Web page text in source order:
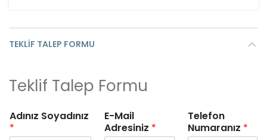
TEKLIF TALEP FORMU
Teklif Talep Formu
Adınız Soyadınız
*
E-Mail
Adresiniz *
Telefon
Numaranız *